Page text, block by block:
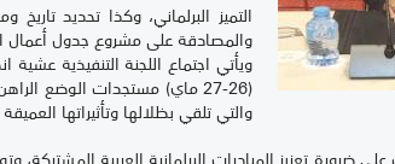
والمصادقة على مشروع جدول أعمال
(26-27 ماي) مستجدات الوضع
والتي تلقي بظلالها وتأثيراتها